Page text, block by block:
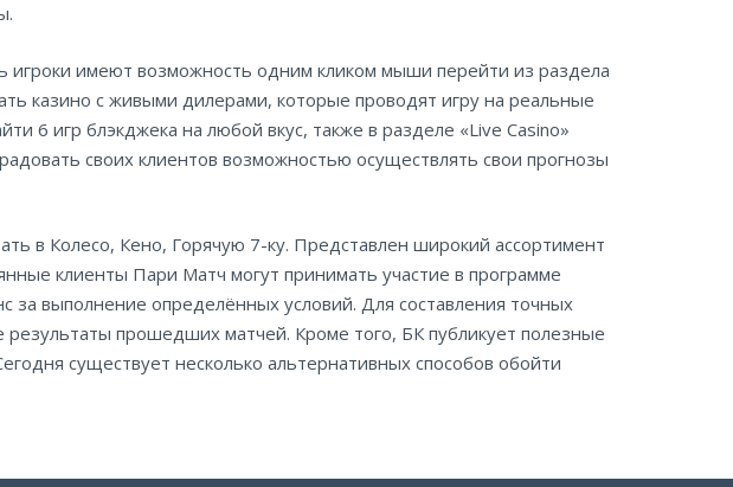
игроки имеют возможность одним кликом мыши перейти из раздела
казино с живыми дилерами, которые проводят игру на реальные
6 игр блэкджека на любой вкус, также в разделе «Live Casino»
своих клиентов возможностью осуществлять свои прогнозы
в Колесо, Кено, Горячую 7-ку. Представлен широкий ассортимент
клиенты Пари Матч могут принимать участие в программе
за выполнение определённых условий. Для составления точных
результаты прошедших матчей. Кроме того, БК публикует полезные
существует несколько альтернативных способов обойти